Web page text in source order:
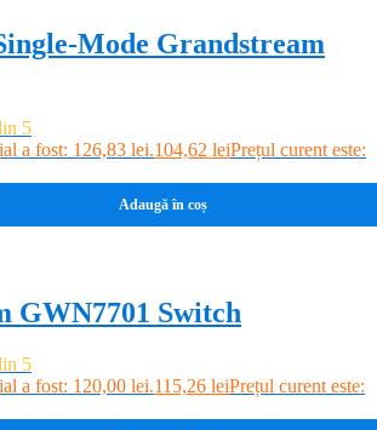
Mode Grandstream
5
a fost: 126,83 lei.104,62 leiPrețul curent este:
Adaugă în coș
GWN7701 Switch
5
a fost: 120,00 lei.115,26 leiPrețul curent este: